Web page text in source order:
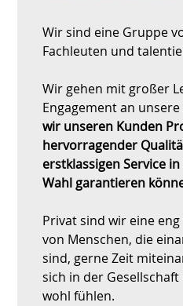
Wir sind eine Gruppe
Fachleuten und
Wir gehen mit großer
Engagement an
wir unseren Kunden
hervorragender
erstklassigen Service
Wahl garantieren
Privat sind wir eine
von Menschen, die
sind, gerne Zeit
sich in der
wohl fühlen.